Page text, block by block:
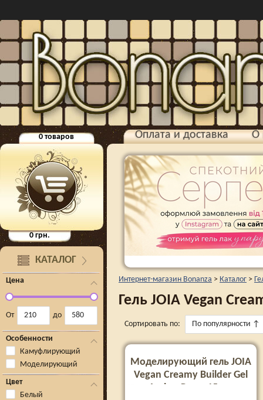
0товаров
0грн.
КАТАЛОГ
Цена
От до
Особенности
Камуфлирующий
Моделирующий
Цвет
Белый
Оплата и доставка О
Интернет-магазин Bonanza > Каталог >
Гель JOIA Vegan
Сортировать по: По популярности ↑
Моделирующий гель JOIA
Vegan Creamy Builder Gel
Amber Rose, 15 мл